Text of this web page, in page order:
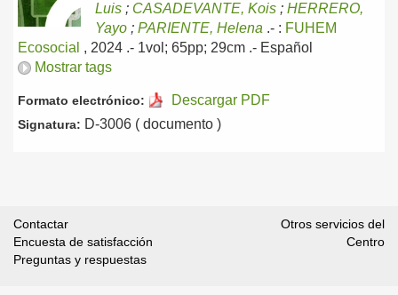
Luis ; CASADEVANTE, Kois ; HERRERO,
Yayo ; PARIENTE, Helena .- : FUHEM
Ecosocial , 2024 .- 1vol; 65pp; 29cm .- Español
Mostrar tags
Formato electrónico: Descargar PDF
Signatura: D-3006 ( documento )
Contactar
Encuesta de satisfacción
Preguntas y respuestas
Otros servicios del
Centro